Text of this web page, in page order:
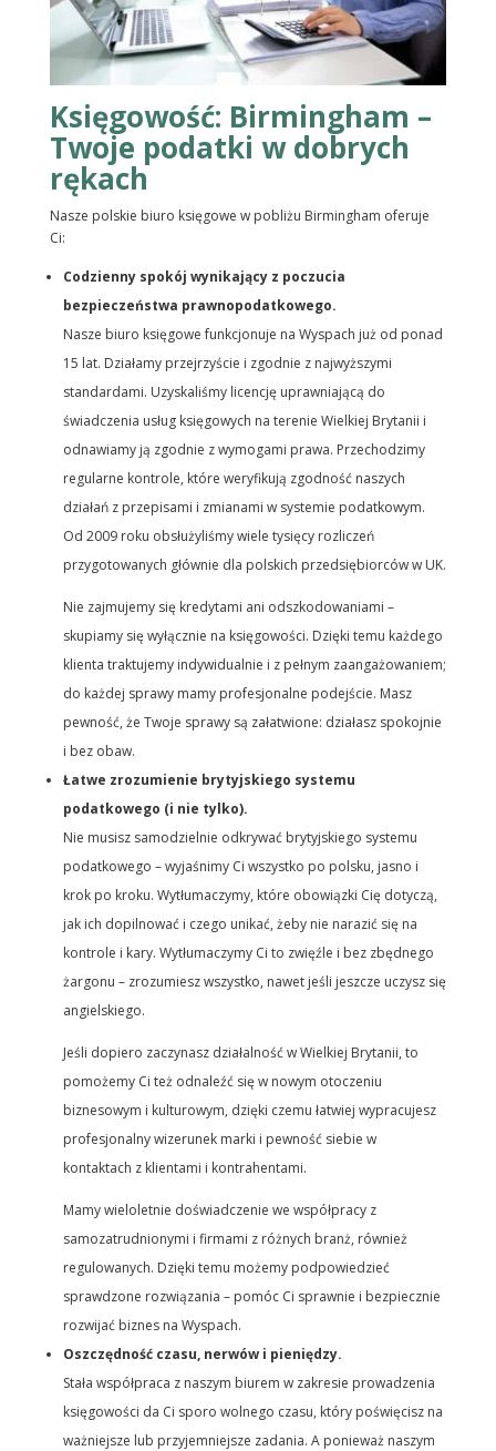
Księgowość: Birmingham –
Twoje podatki w dobrych
rękach
Nasze polskie biuro księgowe w pobliżu Birmingham oferuje
Ci:
Codzienny spokój wynikający z poczucia
bezpieczeństwa prawnopodatkowego.
Nasze biuro księgowe funkcjonuje na Wyspach już od ponad
15 lat. Działamy przejrzyście i zgodnie z najwyższymi
standardami. Uzyskaliśmy licencję uprawniającą do
świadczenia usług księgowych na terenie Wielkiej Brytanii i
odnawiamy ją zgodnie z wymogami prawa. Przechodzimy
regularne kontrole, które weryfikują zgodność naszych
działań z przepisami i zmianami w systemie podatkowym.
Od 2009 roku obsłużyliśmy wiele tysięcy rozliczeń
przygotowanych głównie dla polskich przedsiębiorców w UK.
Nie zajmujemy się kredytami ani odszkodowaniami –
skupiamy się wyłącznie na księgowości. Dzięki temu każdego
klienta traktujemy indywidualnie i z pełnym zaangażowaniem;
do każdej sprawy mamy profesjonalne podejście. Masz
pewność, że Twoje sprawy są załatwione: działasz spokojnie
i bez obaw.
Łatwe zrozumienie brytyjskiego systemu
podatkowego (i nie tylko).
Nie musisz samodzielnie odkrywać brytyjskiego systemu
podatkowego – wyjaśnimy Ci wszystko po polsku, jasno i
krok po kroku. Wytłumaczymy, które obowiązki Cię dotyczą,
jak ich dopilnować i czego unikać, żeby nie narazić się na
kontrole i kary. Wytłumaczymy Ci to zwięźle i bez zbędnego
żargonu – zrozumiesz wszystko, nawet jeśli jeszcze uczysz się
angielskiego.
Jeśli dopiero zaczynasz działalność w Wielkiej Brytanii, to
pomożemy Ci też odnaleźć się w nowym otoczeniu
biznesowym i kulturowym, dzięki czemu łatwiej wypracujesz
profesjonalny wizerunek marki i pewność siebie w
kontaktach z klientami i kontrahentami.
Mamy wieloletnie doświadczenie we współpracy z
samozatrudnionymi i firmami z różnych branż, również
regulowanych. Dzięki temu możemy podpowiedzieć
sprawdzone rozwiązania – pomóc Ci sprawnie i bezpiecznie
rozwijać biznes na Wyspach.
Oszczędność czasu, nerwów i pieniędzy.
Stała współpraca z naszym biurem w zakresie prowadzenia
księgowości da Ci sporo wolnego czasu, który poświęcisz na
ważniejsze lub przyjemniejsze zadania. A ponieważ naszym